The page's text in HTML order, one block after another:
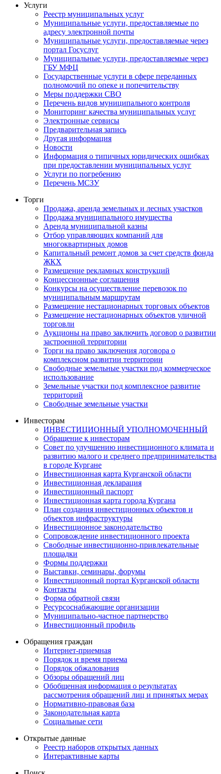
Услуги
Реестр муниципальных услуг
Муниципальные услуги, предоставляемые по
адресу электронной почты
Муниципальные услуги, предоставляемые через
портал Госуслуг
Муниципальные услуги, предоставляемые через
ГБУ МФЦ
Государственные услуги в сфере переданных
полномочий по опеке и попечительству
Меры поддержки СВО
Перечень видов муниципального контроля
Мониторинг качества муниципальных услуг
Электронные сервисы
Предварительная запись
Другая информация
Новости
Информация о типичных юридических ошибках
при предоставлении муниципальных услуг
Услуги по погребению
Перечень МСЗУ
Торги
Продажа, аренда земельных и лесных участков
Продажа муниципального имущества
Аренда муниципальной казны
Отбор управляющих компаний для
многоквартирных домов
Капитальный ремонт домов за счет средств фонда
ЖКХ
Размещение рекламных конструкций
Концессионные соглашения
Конкурсы на осуществление перевозок по
муниципальным маршрутам
Размещение нестационарных торговых объектов
Размещение нестационарных объектов уличной
торговли
Аукционы на право заключить договор о развитии
застроенной территории
Торги на право заключения договора о
комплексном развитии территории
Свободные земельные участки под коммерческое
использование
Земельные участки под комплексное развитие
территорий
Свободные земельные участки
Инвесторам
ИНВЕСТИЦИОННЫЙ УПОЛНОМОЧЕННЫЙ
Обращение к инвесторам
Совет по улучшению инвестиционного климата и
развитию малого и среднего предпринимательства
в городе Кургане
Инвестиционная карта Курганской области
Инвестиционная декларация
Инвестиционный паспорт
Инвестиционная карта города Кургана
План создания инвестиционных объектов и
объектов инфраструктуры
Инвестиционное законодательство
Сопровождение инвестиционного проекта
Свободные инвестиционно-привлекательные
площадки
Формы поддержки
Выставки, семинары, форумы
Инвестиционный портал Курганской области
Контакты
Форма обратной связи
Ресурсоснабжающие организации
Муниципально-частное партнерство
Инвестиционный профиль
Обращения граждан
Интернет-приемная
Порядок и время приема
Порядок обжалования
Обзоры обращений лиц
Обобщенная информация о результатах
рассмотрения обращений лиц и принятых мерах
Нормативно-правовая база
Законодательная карта
Социальные сети
Открытые данные
Реестр наборов открытых данных
Интерактивные карты